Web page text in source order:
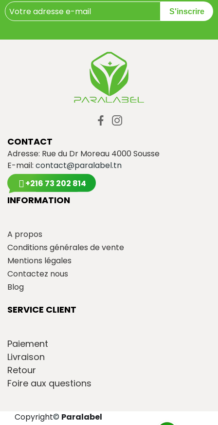
S'inscrire
CONTACT
Adresse: Rue du Dr Moreau 4000 Sousse
E-mail: contact@paralabel.tn
+216 73 202 814
INFORMATION
A propos
Conditions générales de vente
Mentions légales
Contactez nous
Blog
SERVICE CLIENT
Paiement
Livraison
Retour
Foire aux questions
Copyright© Paralabel